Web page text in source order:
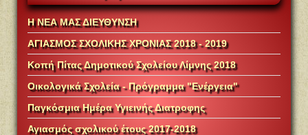
Η ΝΕΑ ΜΑΣ ΔΙΕΥΘΥΝΣΗ
ΑΓΙΑΣΜΟΣ ΣΧΟΛΙΚΗΣ ΧΡΟΝΙΑΣ 2018 - 2019
Κοπή Πίτας Δημοτικού Σχολείου Λίμνης 2018
Οικολογικά Σχολεία - Πρόγραμμα "Ενέργεια"
Παγκόσμια Ημέρα Υγιεινής Διατροφης
Αγιασμός σχολικού έτους 2017-2018